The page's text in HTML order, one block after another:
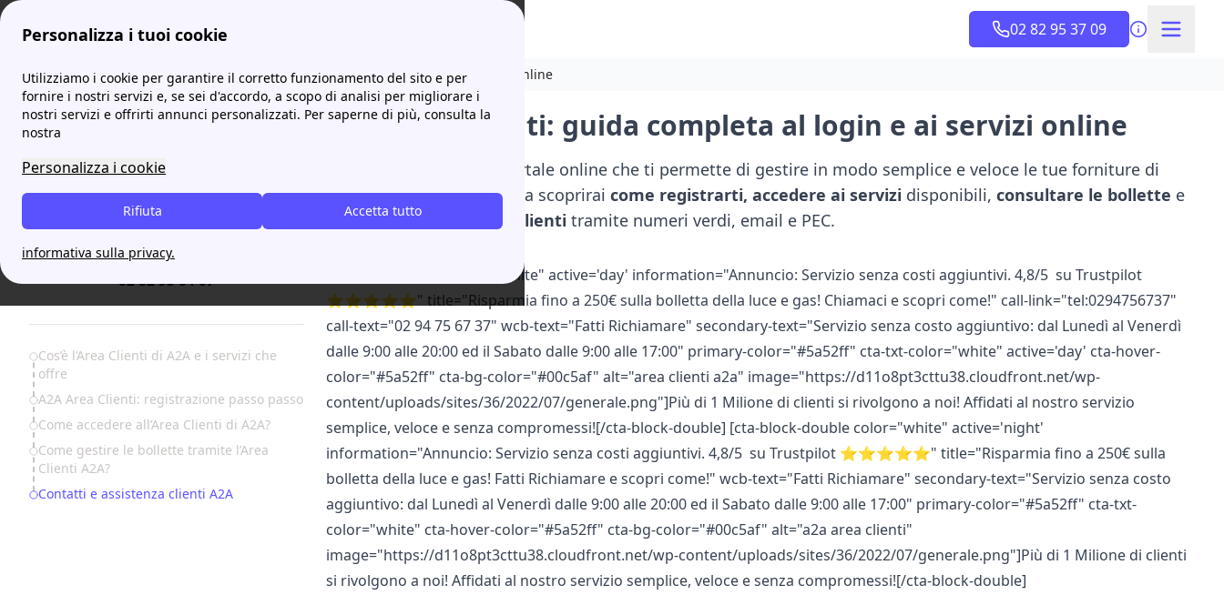
Personalizza i tuoi cookie
Utilizziamo i cookie per garantire il corretto funzionamento del sito e per
fornire i nostri servizi e, se sei d'accordo, a scopo di analisi per migliorare i
nostri servizi e offrirti annunci personalizzati. Per saperne di più, consulta la
nostra
Personalizza i cookie
Accetta tutto
Rifiuta
informativa sulla privacy.
02 82 95 37 09
ProntoBolletta MoreA2A A2A Area Clienti: guida completa al login e ai servizi online
02 82 95 64 07
Table of Contents
Cos’è l’Area Clienti di A2A e i servizi che
offre
A2A Area Clienti: registrazione passo passo
Come accedere all’Area Clienti di A2A?
Come gestire le bollette tramite l’Area
Clienti A2A?
Contatti e assistenza clienti A2A
A2A Area Clienti: guida completa al login e ai servizi online
è il portale online che ti permette di gestire in modo semplice e veloce le tue forniture di
luce e gas. In questa guida scoprirai come registrarti, accedere ai servizi disponibili, consultare le bollette e
contattare l’assistenza clienti tramite numeri verdi, email e PEC.
[cta-block-double color="white" active='day' information="Annuncio: Servizio senza costi aggiuntivi. 4,8/5 su Trustpilot
⭐⭐⭐⭐⭐" title="Risparmia fino a 250€ sulla bolletta della luce e gas! Chiamaci e scopri come!" call-link="tel:0294756737"
call-text="02 94 75 67 37" wcb-text="Fatti Richiamare" secondary-text="Servizio senza costo aggiuntivo: dal Lunedì al Venerdì
dalle 9:00 alle 20:00 ed il Sabato dalle 9:00 alle 17:00" primary-color="#5a52ff" cta-txt-color="white" active='day' cta-hover-
color="#5a52ff" cta-bg-color="#00c5af" alt="area clienti a2a" image="https://d11o8pt3cttu38.cloudfront.net/wp-
content/uploads/sites/36/2022/07/generale.png"]Più di 1 Milione di clienti si rivolgono a noi! Affidati al nostro servizio
semplice, veloce e senza compromessi![/cta-block-double] [cta-block-double color="white" active='night'
information="Annuncio: Servizio senza costi aggiuntivi. 4,8/5 su Trustpilot ⭐⭐⭐⭐⭐" title="Risparmia fino a 250€ sulla
bolletta della luce e gas! Fatti Richiamare e scopri come!" wcb-text="Fatti Richiamare" secondary-text="Servizio senza costo
aggiuntivo: dal Lunedì al Venerdì dalle 9:00 alle 20:00 ed il Sabato dalle 9:00 alle 17:00" primary-color="#5a52ff" cta-txt-
color="white" cta-hover-color="#5a52ff" cta-bg-color="#00c5af" alt="a2a area clienti"
image="https://d11o8pt3cttu38.cloudfront.net/wp-content/uploads/sites/36/2022/07/generale.png"]Più di 1 Milione di clienti
si rivolgono a noi! Affidati al nostro servizio semplice, veloce e senza compromessi![/cta-block-double]